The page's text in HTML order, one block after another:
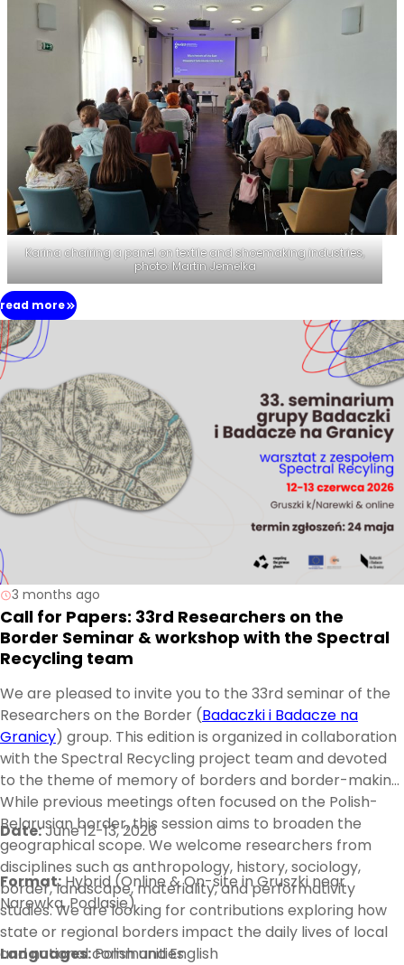
Karina chairing a panel on textile and shoemaking industries,
photo: Martin Jemelka
read more
3 months ago
Call for Papers: 33rd Researchers on the
Border Seminar & workshop with the Spectral
Recycling team
We are pleased to invite you to the 33rd seminar of the
Researchers on the Border (Badaczki i Badacze na
Granicy) group. This edition is organized in collaboration
with the Spectral Recycling project team and devoted
to the theme of memory of borders and border-making.
While previous meetings often focused on the Polish-
Belarusian border, this session aims to broaden the
geographical scope. We welcome researchers from
disciplines such as anthropology, history, sociology,
border, landscape, materiality, and performativity
studies. We are looking for contributions exploring how
state or regional borders impact the daily lives of local
and national communities.
Date:June 12-13, 2026
Format:Hybrid (Online & On-site in Gruszki near
Narewka, Podlasie)
Languages:Polish and English